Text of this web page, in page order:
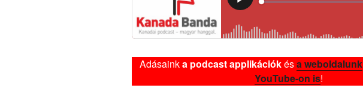
Adásainka podcast applikációkésa weboldalunk
YouTube-on is!